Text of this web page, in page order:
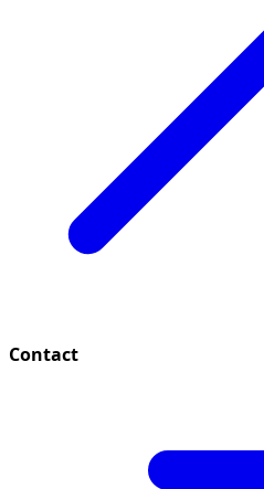
Contact